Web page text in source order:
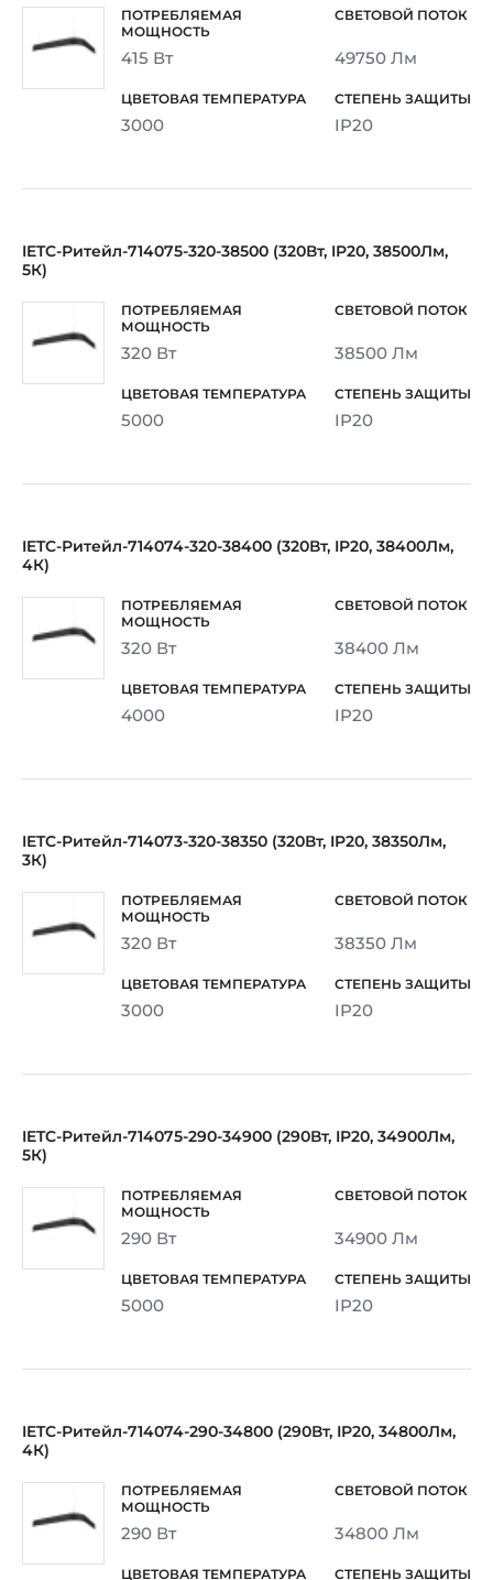
415 Вт 49750 Лм
3000 IP20
IETC-Ритейл-714075-320-38500 (320Вт, IP20, 38500Лм,
5К)
320 Вт 38500 Лм
5000 IP20
IETC-Ритейл-714074-320-38400 (320Вт, IP20, 38400Лм,
4К)
320 Вт 38400 Лм
4000 IP20
IETC-Ритейл-714073-320-38350 (320Вт, IP20, 38350Лм,
3К)
320 Вт 38350 Лм
3000 IP20
IETC-Ритейл-714075-290-34900 (290Вт, IP20, 34900Лм,
5К)
290 Вт 34900 Лм
5000 IP20
IETC-Ритейл-714074-290-34800 (290Вт, IP20, 34800Лм,
4К)
290 Вт 34800 Лм